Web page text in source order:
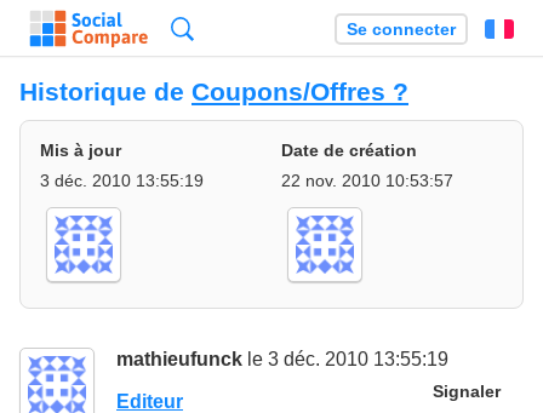
Se connecter
Historique de Coupons/Offres ?
Mis à jour
3 déc. 2010 13:55:19
Date de création
22 nov. 2010 10:53:57
mathieufunck le 3 déc. 2010 13:55:19
Signaler
Editeur